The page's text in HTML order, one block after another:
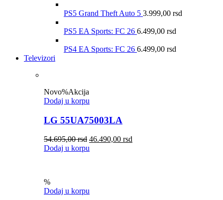
PS5 Grand Theft Auto 5 3.999,00 rsd
PS5 EA Sports: FC 26 6.499,00 rsd
PS4 EA Sports: FC 26 6.499,00 rsd
Televizori
Novo%Akcija
Dodaj u korpu
LG 55UA75003LA
54.695,00rsd 46.490,00 rsd
Dodaj u korpu
%
Dodaj u korpu